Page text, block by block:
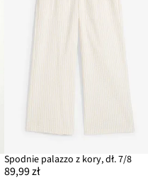
Spodnie palazzo z kory, dł. 7/8
89,99 zł